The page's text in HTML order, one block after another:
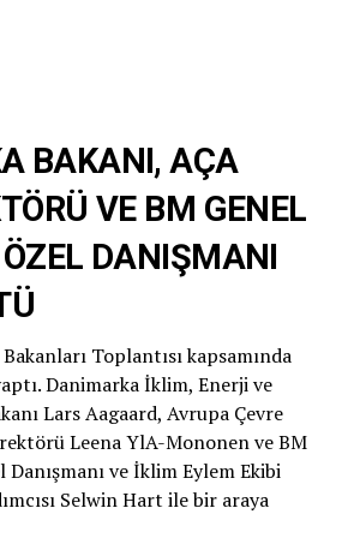
BAKANI, AÇA
VE BM GENEL
ÖZEL DANIŞMANI
Toplantısı kapsamında
Danimarka İklim, Enerji ve
Lars Aagaard, Avrupa Çevre
Leena YlA-Mononen ve BM
ve İklim Eylem Ekibi
Selwin Hart ile bir araya